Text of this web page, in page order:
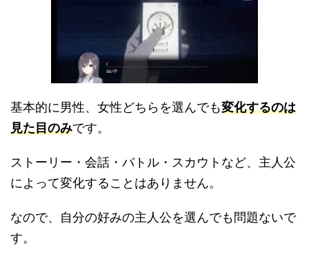
基本的に男性、女性どちらを選んでも変化するのは
見た目のみです。
ストーリー・会話・バトル・スカウトなど、主人公
によって変化することはありません。
なので、自分の好みの主人公を選んでも問題ないで
す。